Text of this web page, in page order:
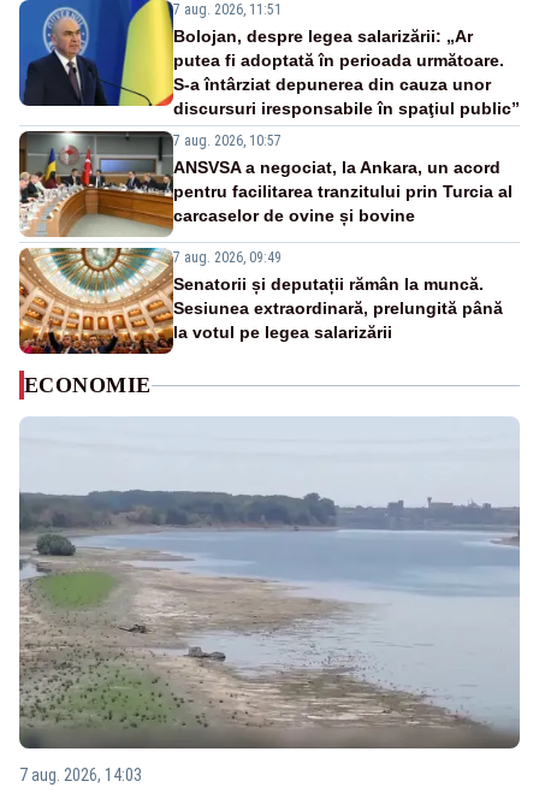
7 aug. 2026, 11:51
Bolojan, despre legea salarizării: „Ar
putea fi adoptată în perioada următoare.
S-a întârziat depunerea din cauza unor
discursuri iresponsabile în spaţiul public”
7 aug. 2026, 10:57
ANSVSA a negociat, la Ankara, un acord
pentru facilitarea tranzitului prin Turcia al
carcaselor de ovine și bovine
7 aug. 2026, 09:49
Senatorii și deputații rămân la muncă.
Sesiunea extraordinară, prelungită până
la votul pe legea salarizării
ECONOMIE
7 aug. 2026, 14:03